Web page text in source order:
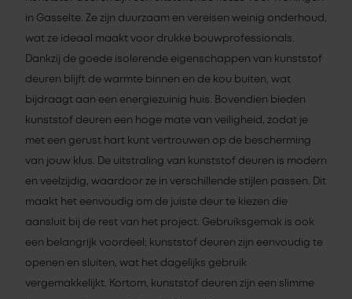
in Gasselte. Ze zijn duurzaam en vereisen weinig onderhoud,
wat ze ideaal maakt voor drukke bouwprofessionals.
Dankzij de goede isolerende eigenschappen van kunststof
deuren blijft de warmte binnen en de kou buiten, wat
bijdraagt aan een energiezuinig huis. Bovendien bieden
kunststof deuren een hoge mate van veiligheid, zodat je
met een gerust hart kunt vertrouwen op de bescherming
van jouw klus. De uitstraling van kunststof deuren is modern
en veelzijdig, waardoor ze in verschillende stijlen passen. Dit
maakt het eenvoudig om de juiste deur te kiezen die
aansluit bij de rest van het project. Gebruiksgemak is ook
een belangrijk voordeel; kunststof deuren zijn eenvoudig te
openen en sluiten, wat het dagelijks gebruik
vergemakkelijkt. Kortom, kunststof deuren zijn een slimme